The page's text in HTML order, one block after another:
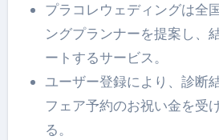
プラコレウェディングは全
ングプランナーを提案し、
ートするサービス。
ユーザー登録により、診断
フェア予約のお祝い金を受
る。